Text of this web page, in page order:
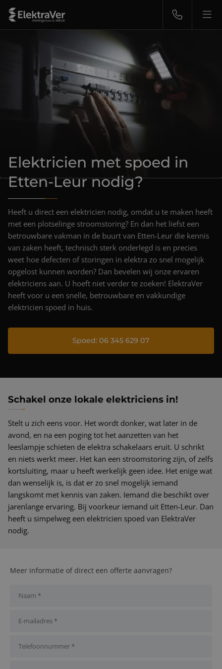
Nieuwbouw
Renovatie
Groepenkasten
Storingsdienst 24/7
Over ons
Projecten
Nieuws & blog
Contact
Elektricien met spoed in
Etten-Leur nodig?
Heeft u direct een elektricien nodig, omdat u te maken heeft
met een plotselinge stroomstoring? En dan het liefst een
betrouwbare vakman in de buurt van Etten-Leur die kennis
van zaken heeft, technisch sterk onderlegd is en precies
weet hoe defecten of storingen in elektra zo snel mogelijk
opgelost kunnen worden? Dan bevelen wij onze ervaren
elektriciens aan. U hoeft niet verder te zoeken! ElektraVer
heeft voor u een snelle, betrouwbare en vakkundige
elektricien spoed in huis.
Spoed: 06 345 629 07
Schakel onze lokale elektriciens in!
Stelt u zich eens voor. Het wordt donker, wat later in de
avond, en na een poging tot het aanzetten van het
leeslampje schieten de elektra schakelaars eruit. U schrikt
en niets werkt meer. Het kan een stroomstoring zijn, of zelfs
kortsluiting, maar u heeft werkelijk geen idee. Het enige wat
dan wenselijk is, is dat er zo snel mogelijk iemand
langskomt met kennis van zaken. Iemand die beschikt over
jarenlange ervaring. Bij voorkeur iemand uit Etten-Leur. Dan
heeft u simpelweg een elektricien spoed van ElektraVer
nodig.
Meer informatie of direct een offerte aanvragen?